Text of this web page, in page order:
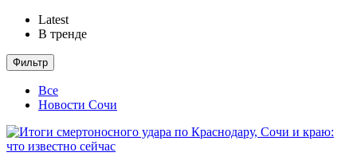
Latest
В тренде
Фильтр
Все
Новости Сочи